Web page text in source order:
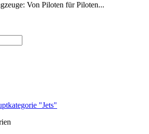
Von Piloten für Piloten...
"Jets"